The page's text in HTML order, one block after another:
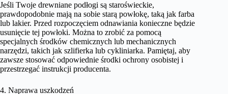
Jeśli Twoje drewniane podłogi są staroświeckie,
prawdopodobnie mają na sobie starą powłokę, taką jak farba
lub lakier. Przed rozpoczęciem odnawiania konieczne będzie
usunięcie tej powłoki. Można to zrobić za pomocą
specjalnych środków chemicznych lub mechanicznych
narzędzi, takich jak szlifierka lub cykliniarka. Pamiętaj, aby
zawsze stosować odpowiednie środki ochrony osobistej i
przestrzegać instrukcji producenta.
4. Naprawa uszkodzeń